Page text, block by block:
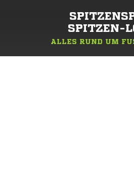
SPITZEN-
ALLES RUND UM